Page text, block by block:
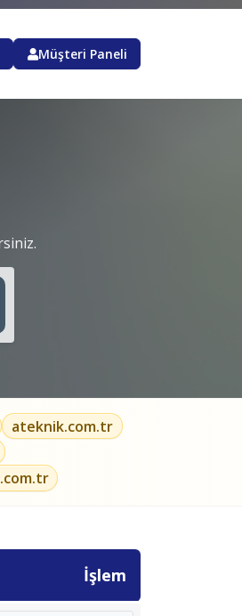
Müşteri Paneli
ateknik.com.tr
İşlem